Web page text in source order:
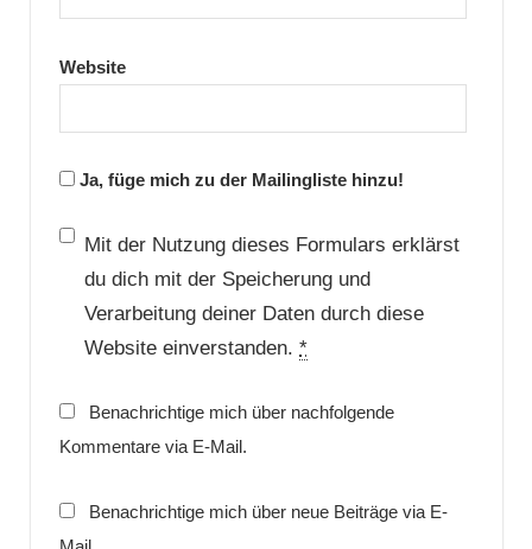
Website
Ja, füge mich zu der Mailingliste hinzu!
Mit der Nutzung dieses Formulars erklärst
du dich mit der Speicherung und
Verarbeitung deiner Daten durch diese
Website einverstanden. *
Benachrichtige mich über nachfolgende
Kommentare via E-Mail.
Benachrichtige mich über neue Beiträge via E-